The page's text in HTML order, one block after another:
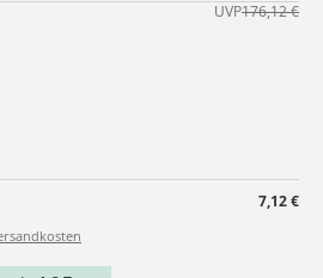
UVP176,12 €
7,12 €